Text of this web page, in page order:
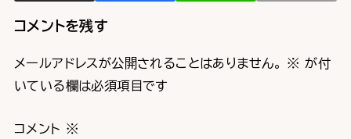
コメントを残す
メールアドレスが公開されることはありません。 ※ が付
いている欄は必須項目です
コメント ※